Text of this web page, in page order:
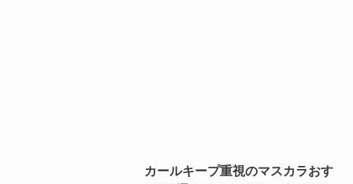
カールキープ重視のマスカラおす